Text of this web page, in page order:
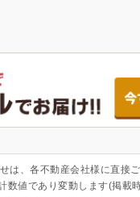
、各不動産会社様に直接ご
値であり変動します(掲載